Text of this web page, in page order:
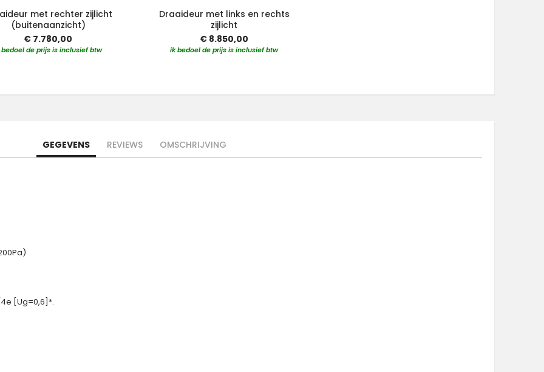
met rechter zijlicht
(buitenaanzicht)
€ 7.780,00
de prijs is inclusief btw
Draaideur met links en rechts
zijlicht
€ 8.850,00
ik bedoel de prijs is inclusief btw
GEGEVENS REVIEWS OMSCHRIJVING